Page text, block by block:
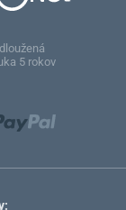
5 rokov